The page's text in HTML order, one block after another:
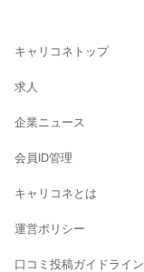
キャリコネトップ
求人
企業ニュース
会員ID管理
キャリコネとは
運営ポリシー
口コミ投稿ガイドライン